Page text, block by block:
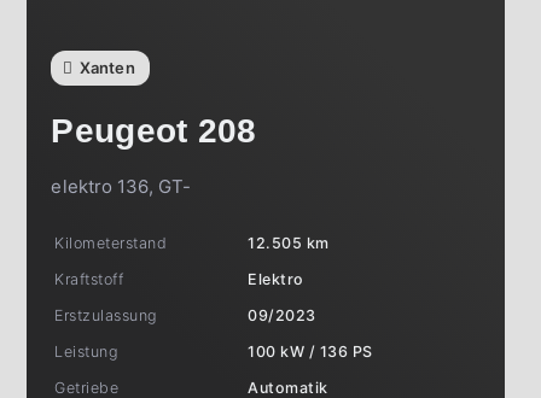
Xanten
Peugeot 208
elektro 136, GT-
Kilometerstand
12.505 km
Kraftstoff
Elektro
Erstzulassung
09/2023
Leistung
100 kW / 136 PS
Getriebe
Automatik